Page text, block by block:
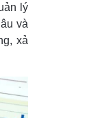
lý
và
xả